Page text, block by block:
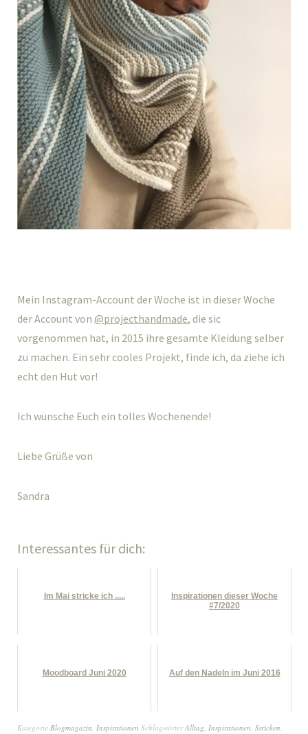
Mein Instagram-Account der Woche ist in dieser Woche
der Account von @projecthandmade, die sic
vorgenommen hat, in 2015 ihre gesamte Kleidung selber
zu machen. Ein sehr cooles Projekt, finde ich, da ziehe ich
echt den Hut vor!
Ich wünsche Euch ein tolles Wochenende!
Liebe Grüße von
Sandra
Interessantes für dich:
Im Mai stricke ich .....
Inspirationen dieser Woche
#7/2020
Moodboard Juni 2020 Auf den Nadeln im Juni 2016
Kategorie Blogmagazin, Inspirationen SchlagwörterAlltag, Inspirationen, Stricken,